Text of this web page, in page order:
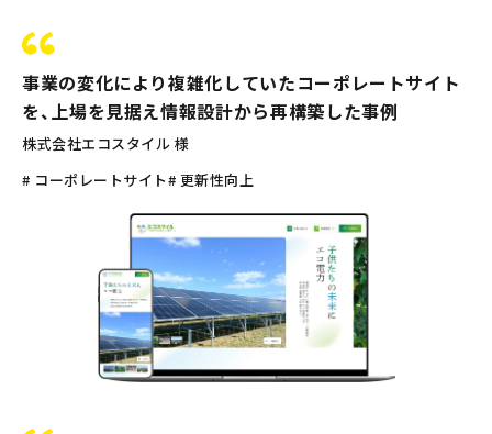
事業の変化により複雑化していたコーポレートサイト
を、上場を見据え情報設計から再構築した事例
株式会社エコスタイル 様
# コーポレートサイト# 更新性向上